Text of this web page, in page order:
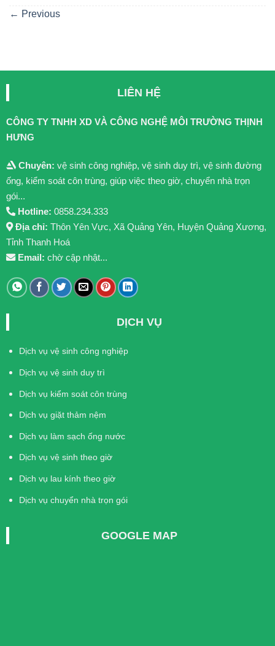
← Previous
LIÊN HỆ
CÔNG TY TNHH XD VÀ CÔNG NGHỆ MÔI TRƯỜNG THỊNH
HƯNG
Chuyên: vệ sinh công nghiệp, vệ sinh duy trì, vệ sinh đường
ống, kiểm soát côn trùng, giúp việc theo giờ, chuyển nhà trọn
gói...
Hotline: 0858.234.333
Địa chỉ: Thôn Yên Vực, Xã Quảng Yên, Huyện Quảng Xương,
Tỉnh Thanh Hoá
Email: chờ cập nhật...
DỊCH VỤ
Dịch vụ vệ sinh công nghiệp
Dịch vụ vệ sinh duy trì
Dịch vụ kiểm soát côn trùng
Dịch vụ giặt thảm nệm
Dịch vụ làm sạch ống nước
Dịch vụ vệ sinh theo giờ
Dịch vụ lau kính theo giờ
Dịch vụ chuyển nhà trọn gói
GOOGLE MAP